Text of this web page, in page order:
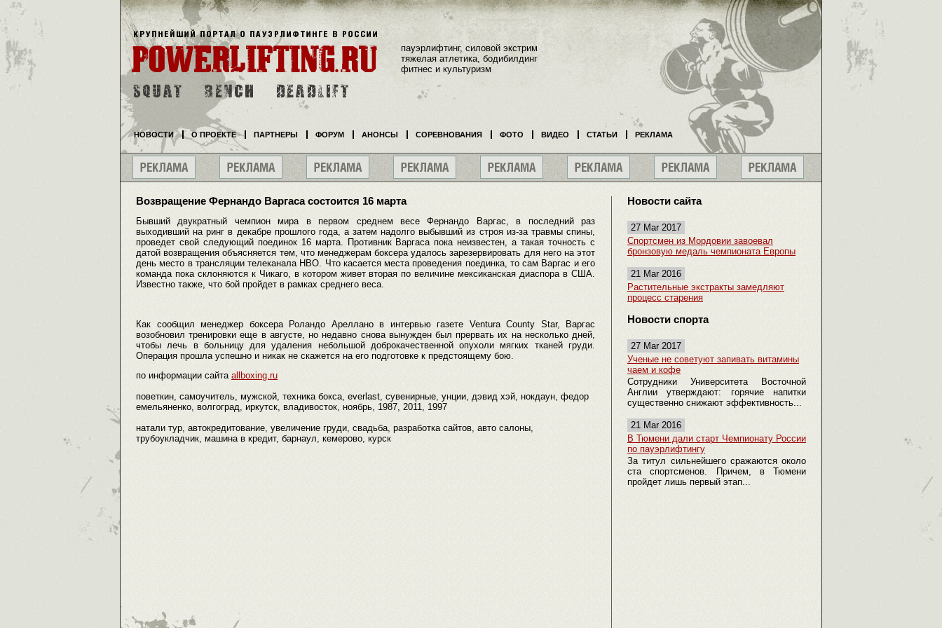
Возвращение Фернандо Варгаса состоится 16 марта
Бывший двукратный чемпион мира в первом среднем весе Фернандо Варгас, в последний раз
выходивший на ринг в декабре прошлого года, а затем надолго выбывший из строя из-за травмы спины,
проведет свой следующий поединок 16 марта. Противник Варгаса пока неизвестен, а такая точность с
датой возвращения объясняется тем, что менеджерам боксера удалось зарезервировать для него на этот
день место в трансляции телеканала HBO. Что касается места проведения поединка, то сам Варгас и его
команда пока склоняются к Чикаго, в котором живет вторая по величине мексиканская диаспора в США.
Известно также, что бой пройдет в рамках среднего веса.
Как сообщил менеджер боксера Роландо Ареллано в интервью газете Ventura County Star, Варгас
возобновил тренировки еще в августе, но недавно снова вынужден был прервать их на несколько дней,
чтобы лечь в больницу для удаления небольшой доброкачественной опухоли мягких тканей груди.
Операция прошла успешно и никак не скажется на его подготовке к предстоящему бою.
по информации сайта allboxing.ru
поветкин, самоучитель, мужской, техника бокса, everlast, сувенирные, унции, дэвид хэй, нокдаун, федор
емельяненко, волгоград, иркутск, владивосток, ноябрь, 1987, 2011, 1997
натали тур, автокредитование, увеличение груди, свадьба, разработка сайтов, авто салоны,
трубоукладчик, машина в кредит, барнаул, кемерово, курск
Новости сайта
27 Mar 2017
Спортсмен из Мордовии завоевал
бронзовую медаль чемпионата Европы
21 Mar 2016
Растительные экстракты замедляют
процесс старения
Новости спорта
27 Mar 2017
Ученые не советуют запивать витамины
чаем и кофе
Сотрудники Университета Восточной
Англии утверждают: горячие напитки
существенно снижают эффективность...
21 Mar 2016
В Тюмени дали старт Чемпионату России
по пауэрлифтингу
За титул сильнейшего сражаются около
ста спортсменов. Причем, в Тюмени
пройдет лишь первый этап...
пауэрлифтинг, силовой экстрим
тяжелая атлетика, бодибилдинг
фитнес и культуризм
НОВОСТИ О ПРОЕКТЕ ПАРТНЕРЫ ФОРУМ АНОНСЫ СОРЕВНОВАНИЯ ФОТО ВИДЕО СТАТЬИ РЕКЛАМА